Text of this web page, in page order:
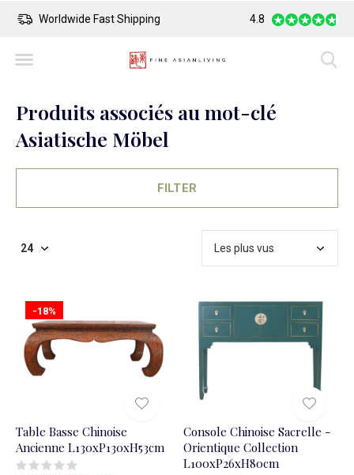
Safe Payment Largest Collection
4.8
Produits associés au mot-clé
Asiatische Möbel
FILTER
-18%
Table Basse Chinoise
Ancienne L130xP130xH53cm
Console Chinoise Sacrelle -
Orientique Collection
L100xP26xH80cm